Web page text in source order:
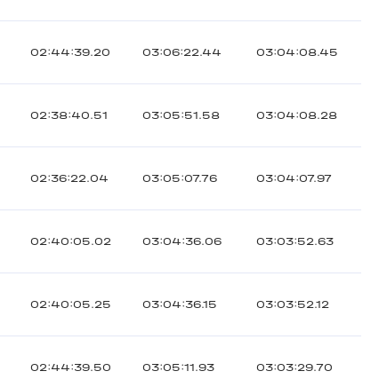
02:44:39.20 03:06:22.44 03:04:08.45
02:38:40.51 03:05:51.58 03:04:08.28
02:36:22.04 03:05:07.76 03:04:07.97
02:40:05.02 03:04:36.06 03:03:52.63
02:40:05.25 03:04:36.15 03:03:52.12
02:44:39.50 03:05:11.93 03:03:29.70